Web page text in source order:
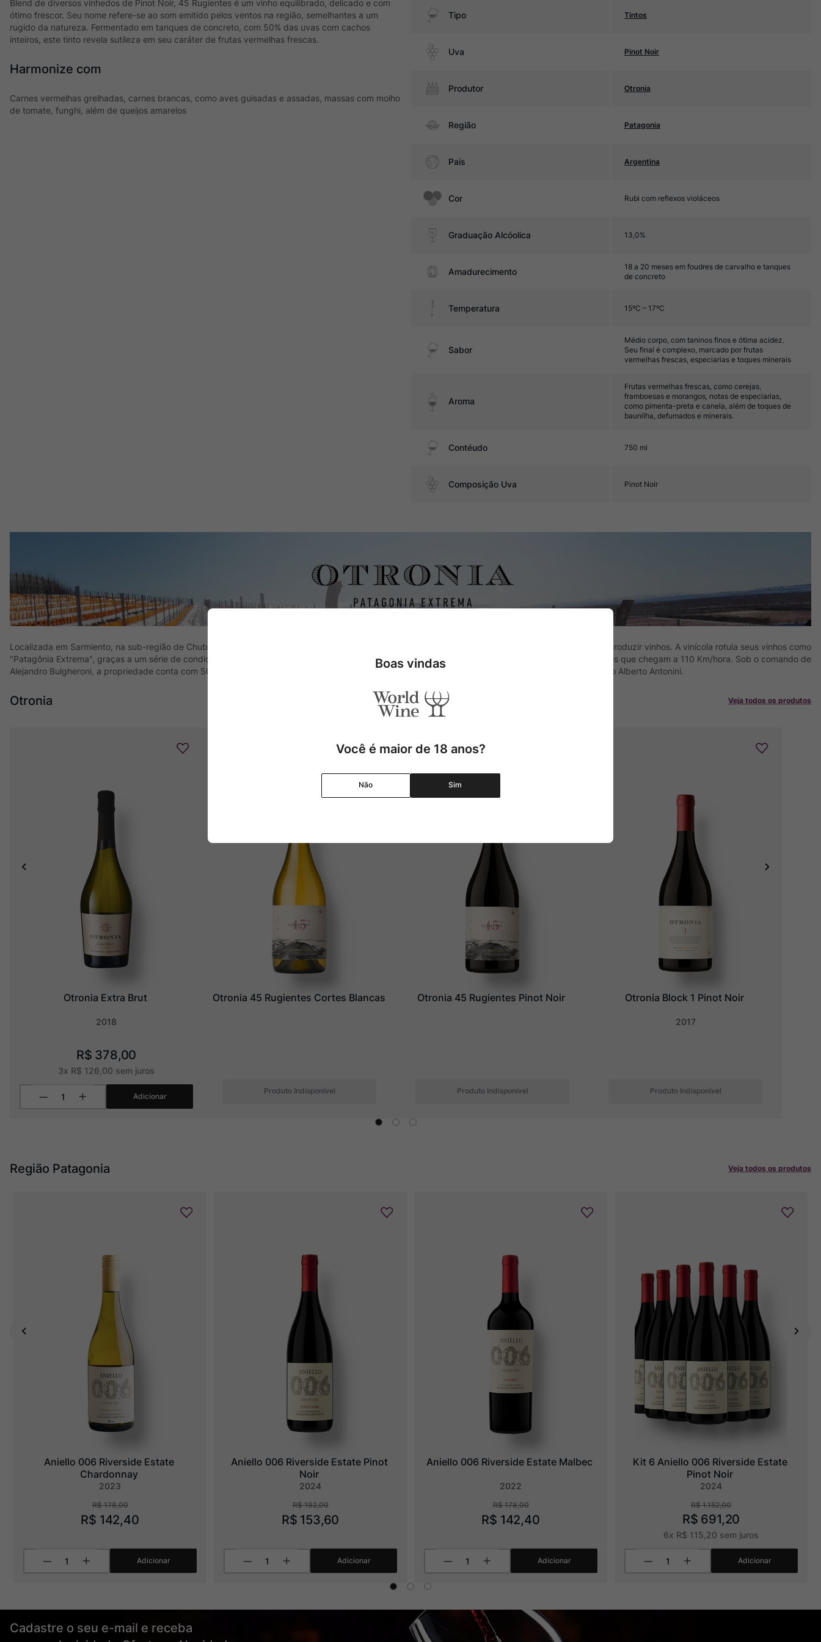
Blend de diversos vinhedos de Pinot Noir, 45 Rugientes é um vinho equilibrado, delicado e com
ótimo frescor. Seu nome refere-se ao som emitido pelos ventos na região, semelhantes a um
rugido da natureza. Fermentado em tanques de concreto, com 50% das uvas com cachos
inteiros, este tinto revela sutileza em seu caráter de frutas vermelhas frescas.
Harmonize com
Carnes vermelhas grelhadas, carnes brancas, como aves guisadas e assadas, massas com molho
de tomate, funghi, além de queijos amarelos
Tipo Tintos
Uva Pinot Noir
Produtor Otronia
Região Patagonia
Pais Argentina
Cor Rubi com reflexos violáceos
Graduação Alcóolica 13,0%
Amadurecimento
18 a 20 meses em foudres de carvalho e tanques
de concreto
Temperatura 15ºC – 17ºC
Sabor
Médio corpo, com taninos finos e ótima acidez.
Seu final é complexo, marcado por frutas
vermelhas frescas, especiarias e toques minerais
Aroma
Frutas vermelhas frescas, como cerejas,
framboesas e morangos, notas de especiarias,
como pimenta-preta e canela, além de toques de
baunilha, defumados e minerais.
Contéudo 750 ml
Composição Uva Pinot Noir
Localizada em Sarmiento, na sub-região de Chubut, na latitude 45o sul, Otronia está localizada em uma das regiões mais ao sul do planeta capaz de produzir vinhos. A vinícola rotula seus vinhos como
"Patagônia Extrema", graças a um série de condições adversas que enfrentam todos os anos, como as baixas temperaturas, a pouca chuva e os ventos que chegam a 110 Km/hora. Sob o comando de
Alejandro Bulgheroni, a propriedade conta com 50 hectares de vinhedos, todos cultivados organicamente, e tem consultoria do famoso enólogo italiano Alberto Antonini.
Otronia Veja todos os produtos
Otronia Extra Brut
2018
R$ 378,00
3x R$ 126 00 sem juros
Adicionar
Otronia 45 Rugientes Cortes Blancas
Produto Indisponível
Otronia 45 Rugientes Pinot Noir
Produto Indisponível
Otronia Block 1 Pinot Noir
2017
Produto Indisponível
Região Patagonia Veja todos os produtos
Aniello 006 Riverside Estate
Chardonnay
2023
R$ 178,00
R$ 142,40
Adicionar
Aniello 006 Riverside Estate Pinot
Noir
2024
R$ 192,00
R$ 153,60
Adicionar
Aniello 006 Riverside Estate Malbec
2022
R$ 178,00
R$ 142,40
Adicionar
Kit 6 Aniello 006 Riverside Estate
Pinot Noir
2024
R$ 1.152,00
R$ 691,20
6x R$ 115 20 sem juros
Adicionar
Cadastre o seu e-mail e receba
Boas vindas
Você é maior de 18 anos?
Não Sim